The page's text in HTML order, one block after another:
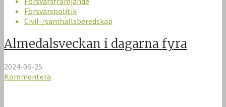
Försvarspolitik
Civil-/samhällsberedskap
Almedalsveckan i dagarna fyra
2024-06-25
Kommentera